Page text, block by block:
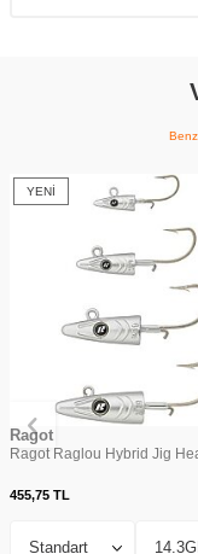
YENI
Ragot
Ragot Raglou Hybrid Jig
455,75 TL